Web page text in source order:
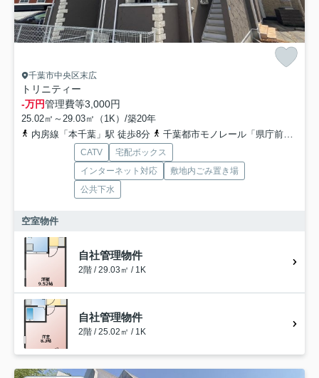
千葉市中央区末広
トリニティー
-万円管理費等3,000円
25.02㎡～29.03㎡（1K）/築20年
内房線「本千葉」駅 徒歩8分
千葉都市モノレール「県庁前」駅 徒歩10分
CATV
宅配ボックス
インターネット対応
敷地内ごみ置き場
公共下水
空室物件
自社管理物件
2階 / 29.03㎡ / 1K
自社管理物件
2階 / 25.02㎡ / 1K